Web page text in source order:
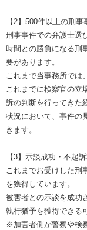
【2】500件以上の刑
刑事事件での弁護士選
時間との勝負になる刑
要があります。
これまで当事務所では
これまでに検察官の立
訴の判断を行ってきた
状況において、事件の
きます。
【3】示談成功・不起
これまでお受けした刑
を獲得しています。
被害者との示談を成功
執行猶予を獲得できる
※加害者側が警察や検